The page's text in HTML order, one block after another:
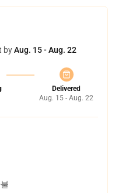
byAug. 15 - Aug. 22
Delivered
Aug. 15 - Aug. 22